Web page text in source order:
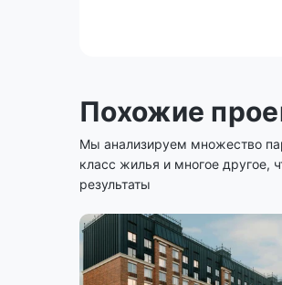
Похожие
Мы анализируем множество
класс жилья и многое другое,
результаты